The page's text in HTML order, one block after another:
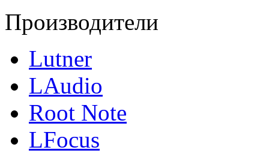
Производители
Lutner
LAudio
Root Note
LFocus